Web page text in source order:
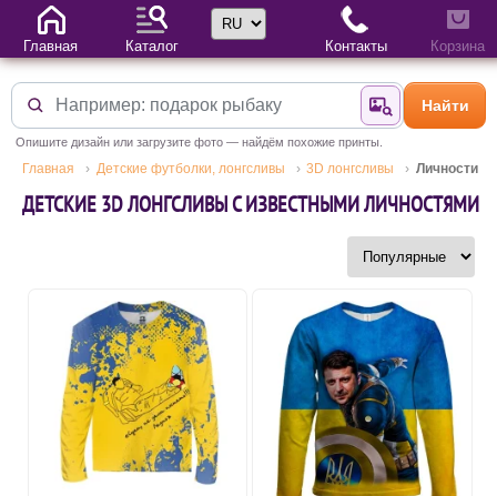
Найти поНайти
Опишите дизайн или загрузите фото — найдём похожие принты.
Главная Детские футболки, лонгсливы 3D лонгсливы Личности
ДЕТСКИЕ 3D ЛОНГСЛИВЫ С ИЗВЕСТНЫМИ ЛИЧНОСТЯМИ
Главная Каталог
Выбор языка
Контакты Корзина